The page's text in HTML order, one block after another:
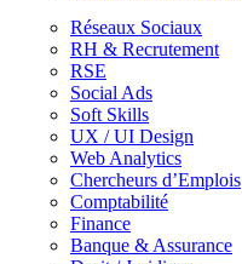
Réseaux Sociaux
RH & Recrutement
RSE
Social Ads
Soft Skills
UX / UI Design
Web Analytics
Chercheurs d’Emplois
Comptabilité
Finance
Banque & Assurance